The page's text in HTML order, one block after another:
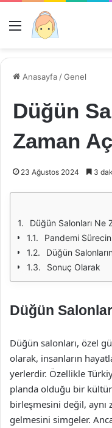
Menü
Anasayfa /Genel
Düğün
Zaman
23 Ağustos 2024 3
Düğün Salonları Ne
Pandemi
Düğün Salonlarının
Sonuç Olarak
Düğün
Düğün salonları, özel
olarak, insanların
yerlerdir. Özellikle
planda olduğu bir
birleşmesini değil,
gelmesini simgeler.